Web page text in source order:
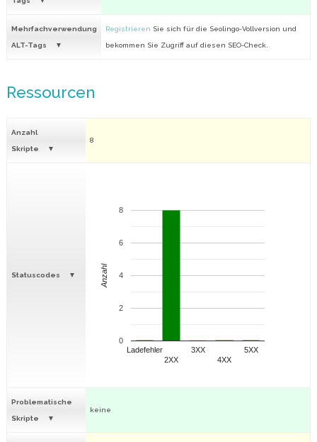
Mehrfachverwendung
ALT-Tags
Registrieren Sie sich für die Seolingo-Vollversion und
bekommen Sie Zugriff auf diesen SEO-Check.
Ressourcen
Anzahl
Skripte
8
Statuscodes
Ladefehler
2XX
3XX
4XX
5XX
0
2
4
6
8
Anzahl
Problematische
Skripte
keine